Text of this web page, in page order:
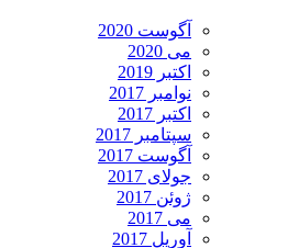
آگوست 2020
می 2020
اکتبر 2019
نوامبر 2017
اکتبر 2017
سپتامبر 2017
آگوست 2017
جولای 2017
ژوئن 2017
می 2017
آوریل 2017